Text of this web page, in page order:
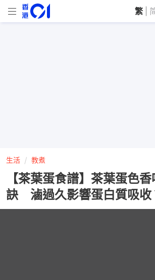
繁
生活 教煮
【茶葉蛋食譜】茶葉蛋色
訣 滷過久影響蛋白質吸收